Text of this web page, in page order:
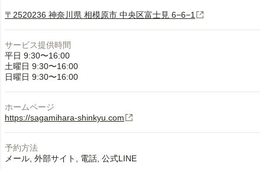
〒2520236 神奈川県 相模原市 中央区富士見 6−6−1
サービス提供時間
平日 9:30〜16:00
土曜日 9:30〜16:00
日曜日 9:30〜16:00
ホームページ
https://sagamihara-shinkyu.com
予約方法
メール 外部サイト 電話 公式LINE